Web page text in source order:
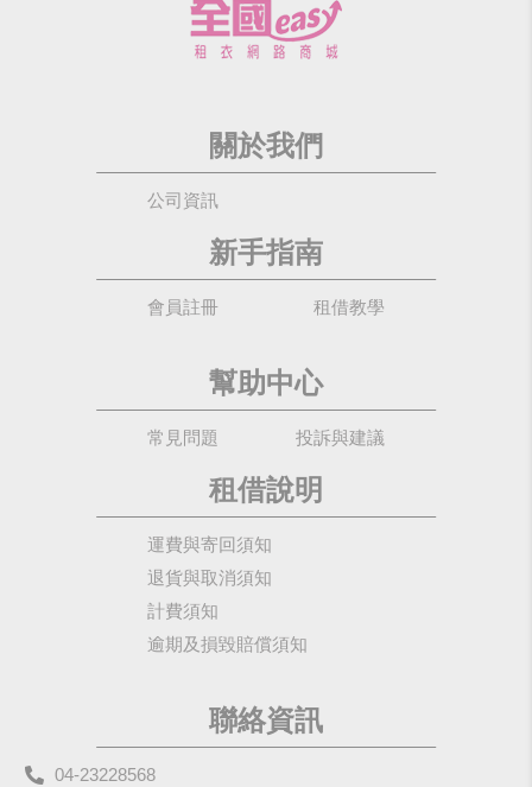
關於我們
公司資訊
新手指南
會員註冊 租借教學
幫助中心
常見問題 投訴與建議
租借說明
運費與寄回須知
退貨與取消須知
計費須知
逾期及損毀賠償須知
聯絡資訊
04-23228568